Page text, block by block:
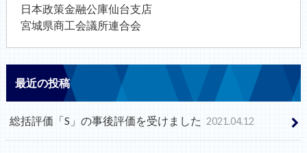
日本政策金融公庫仙台支店
宮城県商工会議所連合会
最近の投稿
総括評価「S」の事後評価を受けました 2021.04.12